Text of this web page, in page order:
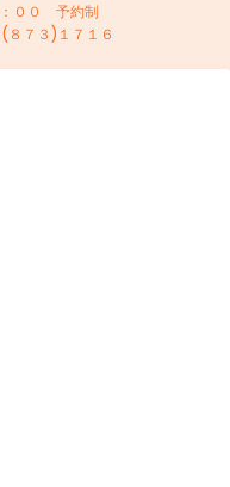
００ 予約制
７３)１７１６